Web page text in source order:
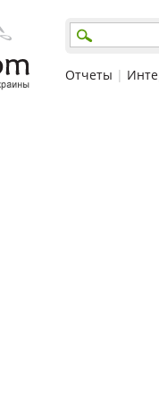
Отчеты |